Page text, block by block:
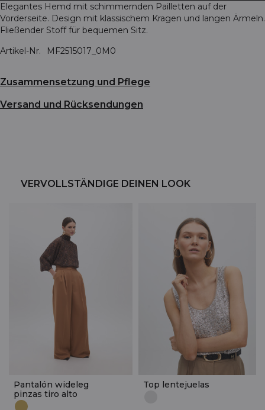
Elegantes Hemd mit schimmernden Pailletten auf der
Vorderseite. Design mit klassischem Kragen und langen Ärmeln.
Fließender Stoff für bequemen Sitz.
Artikel-Nr.
MF2515017_0M0
Zusammensetzung und Pflege
Versand und Rücksendungen
VERVOLLSTÄNDIGE DEINEN LOOK
Pantalón wideleg
pinzas tiro alto
Top lentejuelas